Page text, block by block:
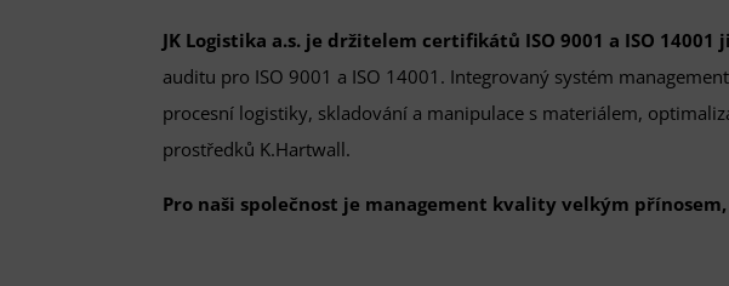
JK Logistika a.s. je držitelem certifikátů ISO 9001 a ISO 14001
auditu pro ISO 9001 a ISO 14001. Integrovaný systém
procesní logistiky, skladování a manipulace s materiálem,
prostředků K.Hartwall.
Pro naši společnost je management kvality velkým